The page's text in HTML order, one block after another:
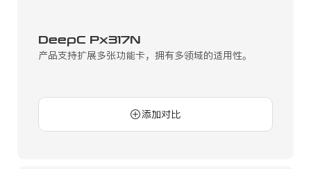
DeepC Px317N
产品支持扩展多张功能卡，拥有多领域的适用性。
添加对比